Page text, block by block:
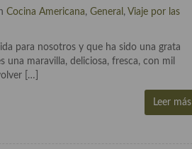
Cocina Americana,General , Viaje por las
para nosotros y que ha sido una grata
maravilla, deliciosa, fresca, con mil
[…]
Leer más